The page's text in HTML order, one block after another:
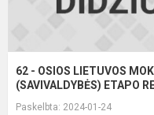
62 - OSIOS LIETUVOS
(SAVIVALDYBĖS) ETAPO
Paskelbta: 2024-01-24